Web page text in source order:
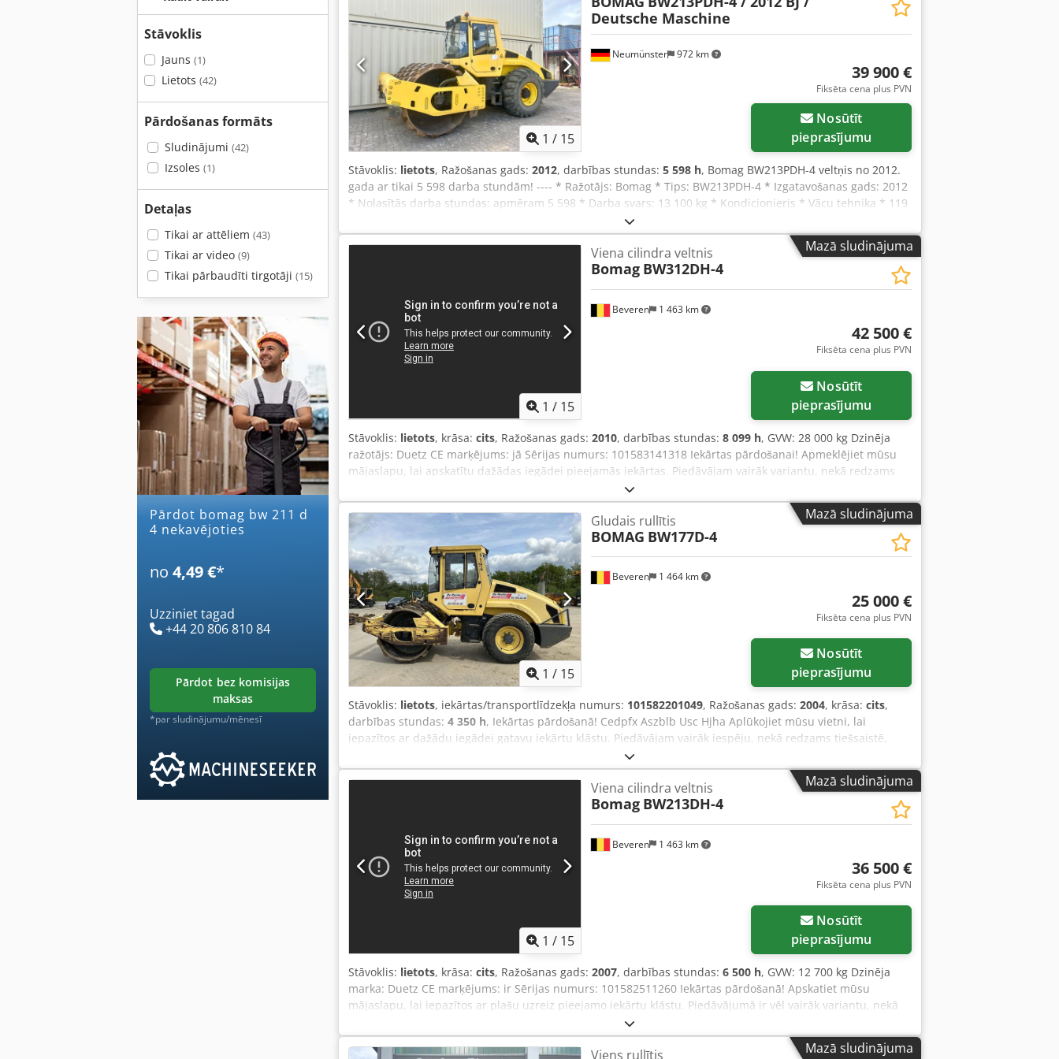
Stāvoklis
Jauns (1)
Lietots (42)
Pārdošanas formāts
Sludinājumi (42)
Izsoles (1)
Detaļas
Tikai ar attēliem (43)
Tikai ar video (9)
Tikai pārbaudīti tirgotāji (15)
Pārdot bomag bw 211 d
4 nekavējoties
no 4,49 €*
Uzziniet tagad
+44 20 806 810 84
pārdot bez komisijas
maksas
*par sludinājumu/mēnesī
1 / 15
Neumünster 972 km
Deutsche Maschine
39 900 €
Fiksēta cena plus PVN
pieprasījumu
Stāvoklis: lietots, Ražošanas gads: 2012, darbības stundas: 5 598 h, Bomag BW213PDH-4 veltņis no 2012.
gada ar tikai 5 598 darba stundām! ---- * Ražotājs: Bomag * Tips: BW213PDH-4 * Izgatavošanas gads: 2012
* Nolasītās darba stundas: apmēram 5 598 * Darba svars: 13 100 kg * Kondicionieris * Vācu tehnika * 119
kW * Deutz dīzeļdzinējs * Papildu fotogrāfijas un video pieejami pēc pieprasījuma * Cena: 39 900 EUR,
neto + 19% PVN ---- Papildu jautājumiem, lūdzu, zvaniet: Chedpfx Acoyt Uiro Hoa For more questions
please call: Erik Kortum: WhatsApp Kai Kortum: WhatsApp Visa informācija ir bez garantijas; iespējamas
Mazā sludinājuma
1 / 15
Beveren 1 463 km
Viena cilindra veltnis
Bomag BW312DH-4
42 500 €
Fiksēta cena plus PVN
pieprasījumu
Stāvoklis: lietots, krāsa: cits, Ražošanas gads: 2010, darbības stundas: 8 099 h, GVW: 28 000 kg Dzinēja
ražotājs: Duetz CE marķējums: jā Sērijas numurs: 101583141318 Iekārtas pārdošanai! Apmeklējiet mūsu
mājaslapu, lai apskatītu dažādas iegādei pieejamās iekārtas. Piedāvājam vairāk variantu, nekā redzams
tiešsaistē, tāpēc jebkurā laikā droši zvaniet vai rakstiet. Visas mūsu iekārtas ir pilnībā apkalpotas un
pārbaudītas uzticamībai. Nepieciešami attēli? Sazinieties ar mums, un tos nekavējoties nosūtīsim. Mēs
esam pieejami nīderlandiešu, angļu, franču, vācu, spāņu un krievu valodā. Chedszblcropfx Ac Hoa
Izvēlieties no mūsu plašā uzticamu iekārtu klāsta.
Mazā sludinājuma
1 / 15
Beveren 1 464 km
Gludais rullītis
BOMAG BW177D-4
25 000 €
Fiksēta cena plus PVN
pieprasījumu
Stāvoklis: lietots, iekārtas/transportlīdzekļa numurs: 101582201049, Ražošanas gads: 2004, krāsa: cits,
darbības stundas: 4 350 h, Iekārtas pārdošanā! Cedpfx Aszblb Usc Hjha Aplūkojiet mūsu vietni, lai
iepazītos ar dažādu iegādei gatavu iekārtu klāstu. Piedāvājam vairāk iespēju, nekā redzams tiešsaistē,
tāpēc droši zvaniet vai rakstiet e-pastu jebkurā laikā. Visas mūsu iekārtas ir pilnībā apkalpotas un
pārbaudītas uzticamībai. Nepieciešami attēli? Sazinieties ar mums, un mēs tos drīz vien nosūtīsim.
Sniedzam atbalstu holandiešu, angļu, franču, vācu, spāņu un krievu valodā. Atklājiet mūsu plašo uzticamu
Mazā sludinājuma
1 / 15
Beveren 1 463 km
Viena cilindra veltnis
Bomag BW213DH-4
36 500 €
Fiksēta cena plus PVN
pieprasījumu
Stāvoklis: lietots, krāsa: cits, Ražošanas gads: 2007, darbības stundas: 6 500 h, GVW: 12 700 kg Dzinēja
marka: Duetz CE marķējums: ir Sērijas numurs: 101582511260 Iekārtas pārdošanā! Apskatiet mūsu
mājaslapu, lai iepazītos ar plašu uzreiz pieejamo iekārtu klāstu. Piedāvājumā ir vēl vairāk variantu, nekā
redzams tiešsaistē – zvaniet vai rakstiet jebkurā laikā. Visas mūsu iekārtas ir pilnībā apkalpotas un
pārbaudītas uzticamībai. Nepieciešamas bildes? Sazinieties ar mums, mēs tās ātri nosūtīsim.
Konsultācijas sniedzam holandiešu, angļu, franču, vācu, spāņu un krievu valodā. Cedpfx Ajy R Uwrec Hjha
Mazā sludinājuma
Viens rullītis